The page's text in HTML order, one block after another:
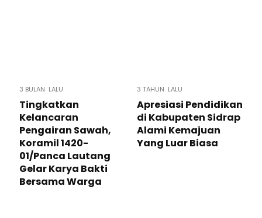
3 BULAN LALU
Tingkatkan
Kelancaran
Pengairan Sawah,
Koramil 1420-
01/Panca Lautang
Gelar Karya Bakti
Bersama Warga
3 TAHUN LALU
Apresiasi Pendidikan
di Kabupaten Sidrap
Alami Kemajuan
Yang Luar Biasa